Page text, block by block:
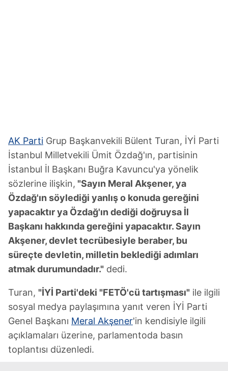
AK Parti Grup Başkanvekili Bülent Turan, İYİ Parti
İstanbul Milletvekili Ümit Özdağ'ın, partisinin
İstanbul İl Başkanı Buğra Kavuncu'ya yönelik
sözlerine ilişkin, "Sayın Meral Akşener, ya
Özdağ'ın söylediği yanlış o konuda gereğini
yapacaktır ya Özdağ'ın dediği doğruysa İl
Başkanı hakkında gereğini yapacaktır. Sayın
Akşener, devlet tecrübesiyle beraber, bu
süreçte devletin, milletin beklediği adımları
atmak durumundadır." dedi.
Turan, "İYİ Parti'deki "FETÖ'cü tartışması" ile ilgili
sosyal medya paylaşımına yanıt veren İYİ Parti
Genel Başkanı Meral Akşener'in kendisiyle ilgili
açıklamaları üzerine, parlamentoda basın
toplantısı düzenledi.